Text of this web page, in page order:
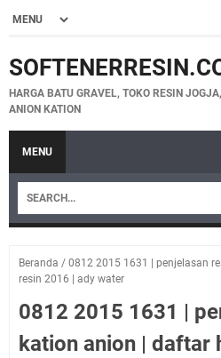
HARGA BATU GRAVEL, TOKO RESIN
ANION KATION
MENU
Beranda / 0812 2015 1631 | penjelasan
resin 2016 | ady water
0812 2015 1631 |
kation anion | daftar